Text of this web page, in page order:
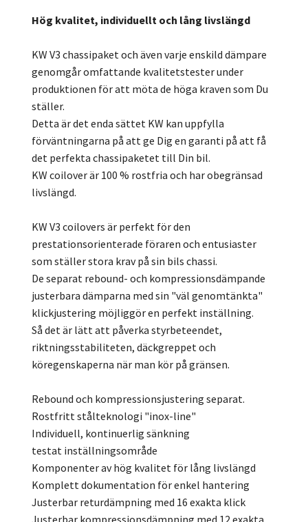
Hög kvalitet, individuellt och lång livslängd
KW V3 chassipaket och även varje enskild dämpare
genomgår omfattande kvalitetstester under
produktionen för att möta de höga kraven som Du
ställer.
Detta är det enda sättet KW kan uppfylla
förväntningarna på att ge Dig en garanti på att få
det perfekta chassipaketet till Din bil.
KW coilover är 100 % rostfria och har obegränsad
livslängd.
KW V3 coilovers är perfekt för den
prestationsorienterade föraren och entusiaster
som ställer stora krav på sin bils chassi.
De separat rebound- och kompressionsdämpande
justerbara dämparna med sin "väl genomtänkta"
klickjustering möjliggör en perfekt inställning.
Så det är lätt att påverka styrbeteendet,
riktningsstabiliteten, däckgreppet och
köregenskaperna när man kör på gränsen.
Rebound och kompressionsjustering separat.
Rostfritt stålteknologi "inox-line"
Individuell, kontinuerlig sänkning
testat inställningsområde
Komponenter av hög kvalitet för lång livslängd
Komplett dokumentation för enkel hantering
Justerbar returdämpning med 16 exakta klick